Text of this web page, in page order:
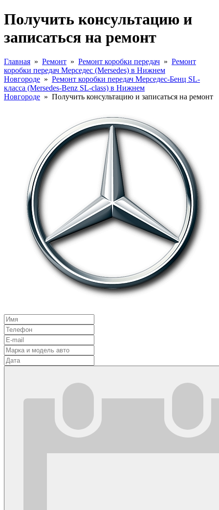
Получить консультацию и
записаться на ремонт
Главная » Ремонт » Ремонт коробки передач » Ремонт
коробки передач Мерседес (Mersedes) в Нижнем
Новгороде » Ремонт коробки передач Мерседес-Бенц SL-
класса (Mersedes-Benz SL-class) в Нижнем
Новгороде » Получить консультацию и записаться на ремонт